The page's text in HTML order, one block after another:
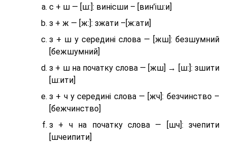
с + ш — [ш:]: винісши – [вин’іш:и]
з + ж — [ж:]: зжати –[ж:ати]
з + ш у середині слова — [жш]: безшумний
[бежшумний]
з + ш на початку слова — [жш] → [ш:]: зшити
[ш:ити]
з + ч у середині слова — [жч]: безчинство –
[бежчинство]
з + ч на початку слова — [шч]: зчепити
[шчеипити]